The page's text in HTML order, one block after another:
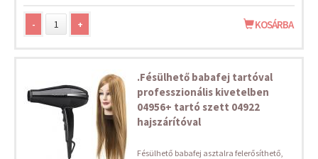
- + KOSÁRBA
.Fésülhető babafej tartóval
professzionális kivetelben
04956+ tartó szett 04922
hajszárítóval
Fésülhető babafej asztalra felerősíthető,